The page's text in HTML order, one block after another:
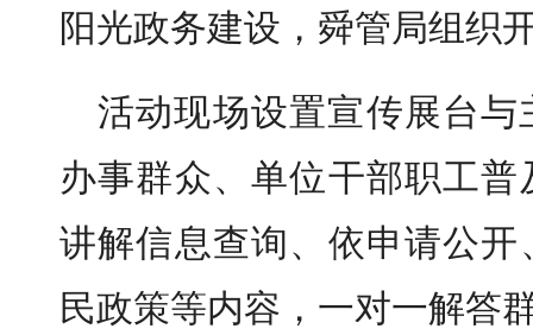
阳光政务建设，舜管局组织
活动现场设置宣传展台
办事群众、单位干部职工
讲解信息查询、依申请公
民政策等内容，一对一解答